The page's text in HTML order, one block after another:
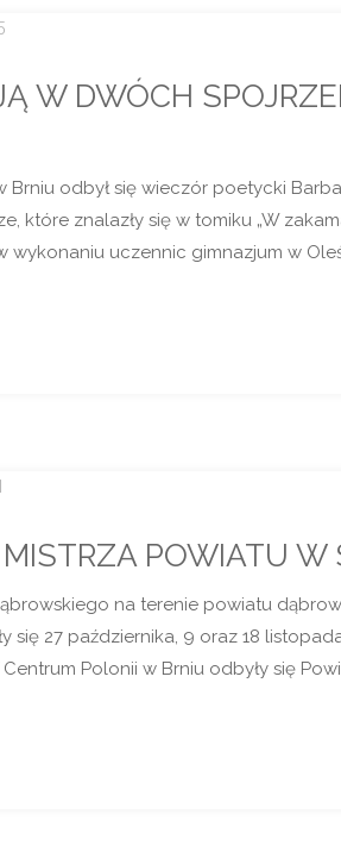
W DWÓCH
Brniu odbył się wieczór poetycki
które znalazły się w tomiku „W
wykonaniu uczennic gimnazjum w
POWIATU W
na terenie powiatu
się 27 października, 9 oraz 18
Centrum Polonii w Brniu odbyły się